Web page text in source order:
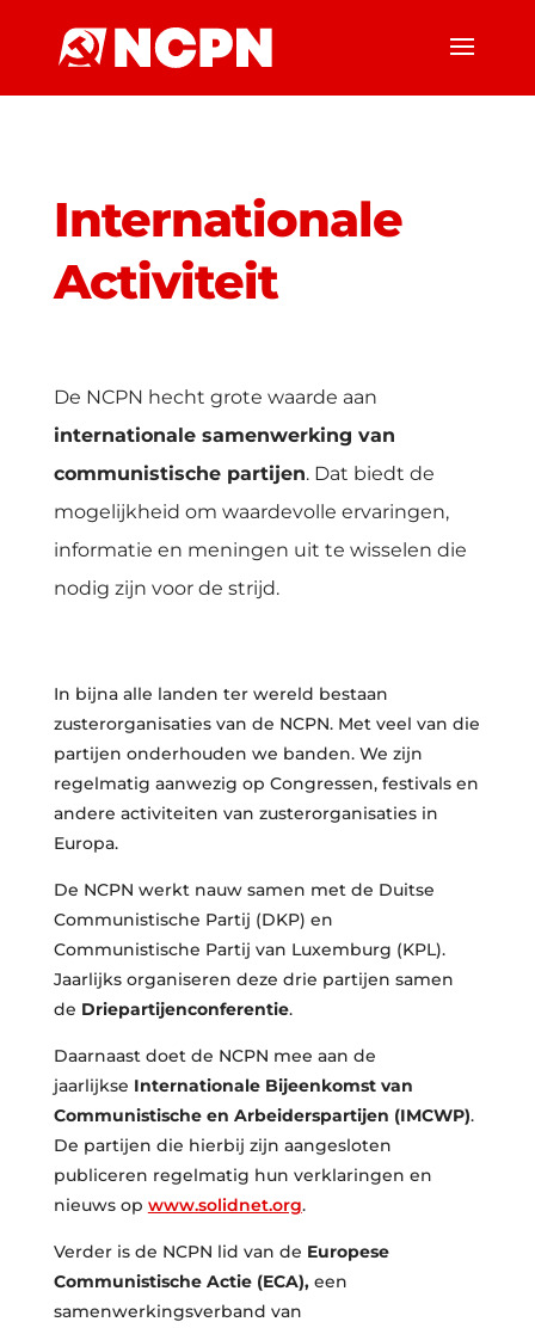
Internationale
Activiteit
De NCPN hecht grote waarde aan
internationale samenwerking van
communistische partijen. Dat biedt de
mogelijkheid om waardevolle ervaringen,
informatie en meningen uit te wisselen die
nodig zijn voor de strijd.
In bijna alle landen ter wereld bestaan
zusterorganisaties van de NCPN. Met veel van die
partijen onderhouden we banden. We zijn
regelmatig aanwezig op Congressen, festivals en
andere activiteiten van zusterorganisaties in
Europa.
De NCPN werkt nauw samen met de Duitse
Communistische Partij (DKP) en
Communistische Partij van Luxemburg (KPL).
Jaarlijks organiseren deze drie partijen samen
de Driepartijenconferentie.
Daarnaast doet de NCPN mee aan de
jaarlijkse Internationale Bijeenkomst van
Communistische en Arbeiderspartijen (IMCWP).
De partijen die hierbij zijn aangesloten
publiceren regelmatig hun verklaringen en
nieuws op www.solidnet.org.
Verder is de NCPN lid van de Europese
Communistische Actie (ECA), een
samenwerkingsverband van